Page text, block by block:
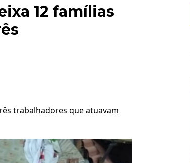
12 famílias
trabalhadores que atuavam